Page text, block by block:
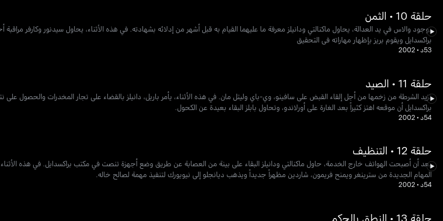
حلقة 10 • الثمن
بوجود والاس في يد العدالة، يحاول ماكنالتي ودانيلز معرفة ما عليهما القيام به قبل أشهر من إدلائه بشهادته. في هذه الأثناء، يحاول سيدنور وكارفر مراقبة
براكسدايل ويقوم بريز بإظهار مهاراته في التحقيق
53د •
2002
حلقة 11 • الصيد
تزيد الشرطة من زخمها من أجل إلقاء القبض على سافينو، وي-باي وليتل مان. في هذه الأثناء، يأمر باريل، دانيلز بالقضاء على تجار المخدرات والحصول على
براكسدايل أن موقعه اهتز كثيراً بعد الغارة على أورلاندو، وتحاول بابلز البقاء بعيدة عن الكحول.
54د •
2002
حلقة 12 • التنظيف
بعد أن أصبحت الهواتف خارج الخدمة، حاول ماكنالتي ودانيلز البقاء على بينة من العصابة عن طريق وضع أجهزة تنصت في مكتب براكسدايل. في هذه
المهام الجديدة من سترينغر ويمنح فريمون، شاردين مظهراً جديداً ويذهب ديانجلو إلى نيويورك لتنفيذ مهمة لصالح خاله.
54د •
2002
حلقة 13 • النطق بالحكم